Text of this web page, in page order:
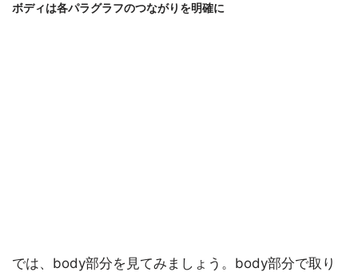
ボディは各パラグラフのつながりを明確に
では、body部分を見てみましょう。body部分で取り